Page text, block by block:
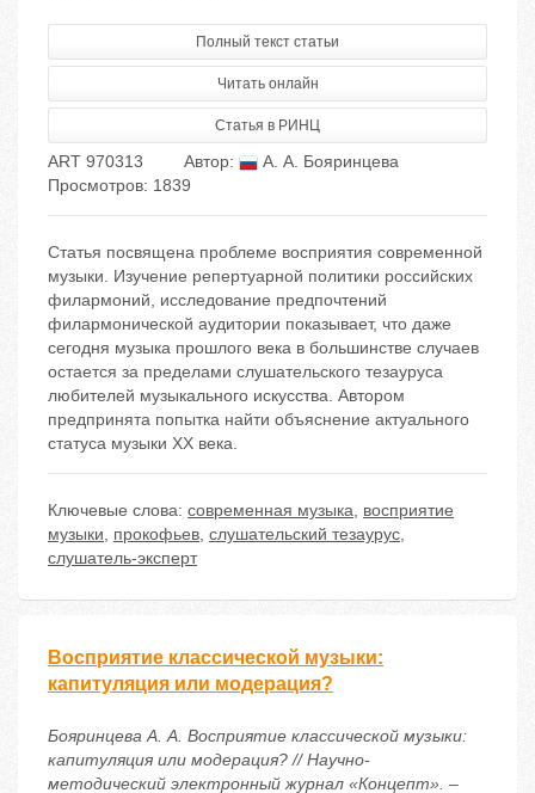
Полный текст статьи
Читать онлайн
Статья в РИНЦ
ART 970313 Автор:
А. А. Бояринцева
Просмотров: 1839
Статья посвящена проблеме восприятия современной
музыки. Изучение репертуарной политики российских
филармоний, исследование предпочтений
филармонической аудитории показывает, что даже
сегодня музыка прошлого века в большинстве случаев
остается за пределами слушательского тезауруса
любителей музыкального искусства. Автором
предпринята попытка найти объяснение актуального
статуса музыки ХХ века.
Ключевые слова: современная музыка, восприятие
музыки, прокофьев, слушательский тезаурус,
слушатель-эксперт
Восприятие классической музыки:
капитуляция или модерация?
Бояринцева А. А. Восприятие классической музыки:
капитуляция или модерация? // Научно-
методический электронный журнал «Концепт». –